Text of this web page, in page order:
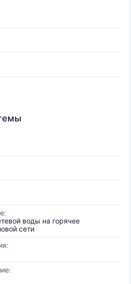
воды на горячее
сети